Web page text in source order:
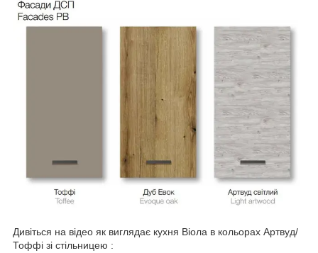
Дивіться на відео як виглядає кухня Віола в кольорах Артвуд/
Тоффі зі стільницею :